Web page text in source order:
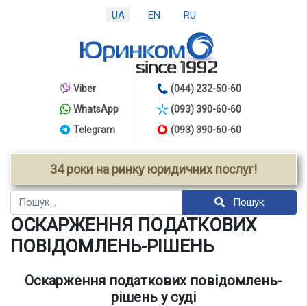
UA EN RU
Viber
WhatsApp
Telegram
(044) 232-50-60
(093) 390-60-60
(093) 390-60-60
34 роки на ринку юридичних послуг!
Пошук Пошук
ОСКАРЖЕННЯ ПОДАТКОВИХ
ПОВІДОМЛЕНЬ-РІШЕНЬ
Оскарження податкових повідомлень-
рішень у суді